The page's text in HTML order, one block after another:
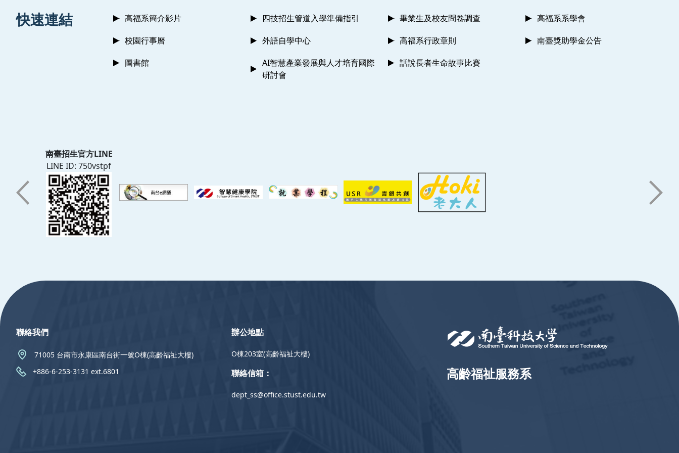
快速連結 高福系簡介影片 四技招生管道入學準備指引 畢業生及校友問卷調查
高福系系學會
校園行事曆
外語自學中心 高福系行政章則
南臺獎助學金公告
圖書館
AI智慧產業發展與人才培育國際
研討會
話說長者生命故事比賽
南臺招生官方LINE
LINE ID: 750vstpf
高齡福祉服務系
聯絡我們
71005 台南市永康區南台街一號O棟(高齡福祉大樓)
+886-6-253-3131 ext.6801
辦公地點
O棟203室(高齡福祉大樓)
聯絡信箱：
dept_ss@office.stust.edu.tw